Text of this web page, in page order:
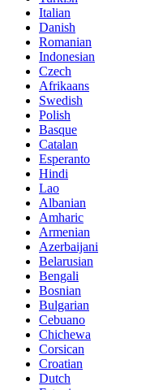
Italian
Danish
Romanian
Indonesian
Czech
Afrikaans
Swedish
Polish
Basque
Catalan
Esperanto
Hindi
Lao
Albanian
Amharic
Armenian
Azerbaijani
Belarusian
Bengali
Bosnian
Bulgarian
Cebuano
Chichewa
Corsican
Croatian
Dutch